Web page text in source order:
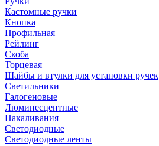
Кастомные ручки
Кнопка
Профильная
Рейлинг
Скоба
Торцевая
Шайбы и втулки для установки ручек
Светильники
Галогеновые
Люминесцентные
Накаливания
Светодиодные
Светодиодные ленты